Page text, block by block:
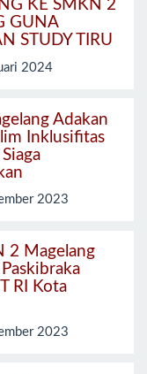
KE SMKN 2
GUNA
STUDY TIRU
2024
Adakan
Inklusifitas
2023
2 Magelang
Paskibraka
RI Kota
2023